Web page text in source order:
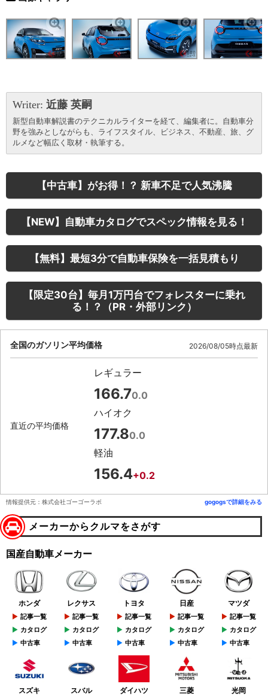
Writer: 近藤 英嗣
新型自動車解説書のテクニカルライターを経て、編集者に。自動車分
野を強みとしながらも、ライフスタイル、ビジネス、不動産、旅、グ
ルメなど幅広く取材・執筆する。
【中古車】がお得！？ 新車不足で人気沸騰
【NEW】自動車カタログでスペック情報を見る！
【無料】最短3分で自動車保険を一括見積もり
【限定30台】毎月1万円台でフォレスターに乗れ
る！？（PR・外部リンク）
全国のガソリン平均価格 2026/08/05時点最新
直近の平均価格
レギュラー
166.70.0
ハイオク
177.80.0
軽油
156.4+0.2
情報提供元：株式会社ゴーゴーラボ gogogsで詳細をみる
メーカーからクルマをさがす
国産自動車メーカー
ホンダ
記事一覧
カタログ
中古車
レクサス
記事一覧
カタログ
中古車
トヨタ
記事一覧
カタログ
中古車
日産
記事一覧
カタログ
中古車
マツダ
記事一覧
カタログ
中古車
スズキ スバル ダイハツ 三菱 光岡